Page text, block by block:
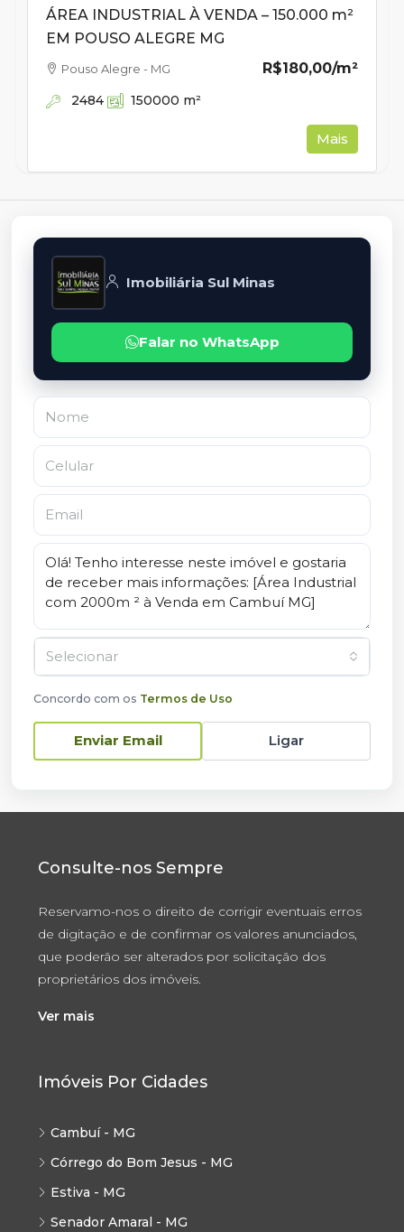
ÁREA INDUSTRIAL À VENDA – 150.000 m²
EM POUSO ALEGRE MG
R$180,00/m²
Pouso Alegre - MG
2484 150000 m²
Mais
Imobiliária Sul Minas
Falar no WhatsApp
Selecionar
Concordo com os Termos de Uso
Enviar Email Ligar
Consulte-nos Sempre
Reservamo-nos o direito de corrigir eventuais erros
de digitação e de confirmar os valores anunciados,
que poderão ser alterados por solicitação dos
proprietários dos imóveis.
Ver mais
Imóveis Por Cidades
Cambuí - MG
Córrego do Bom Jesus - MG
Estiva - MG
Senador Amaral - MG